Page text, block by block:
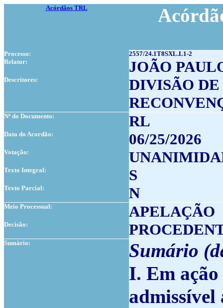
Acórdãos TRL
Processo:
2557/24.1T8SXL.L1-2
Relator:
JOÃO
Descritores:
DIVISÃO
Nº do Documento: RL
Data do Acordão: 06/25/2026
Votação:
Texto Integral: S
Texto Parcial: N
Meio Processual: APELAÇÃO
Decisão:
Sumário: Sumário (
I. Em ação
admissível